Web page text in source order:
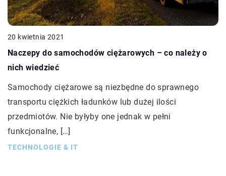
20 kwietnia 2021
Naczepy do samochodów ciężarowych – co należy o
nich wiedzieć
Samochody ciężarowe są niezbędne do sprawnego
transportu ciężkich ładunków lub dużej ilości
przedmiotów. Nie byłyby one jednak w pełni
funkcjonalne, […]
TECHNOLOGIE & IT